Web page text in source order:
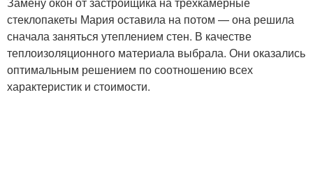
стеклопакеты Мария оставила на потом — она решила
сначала заняться утеплением стен. В качестве
теплоизоляционного материала выбрала. Они оказались
оптимальным решением по соотношению всех
характеристик и стоимости.